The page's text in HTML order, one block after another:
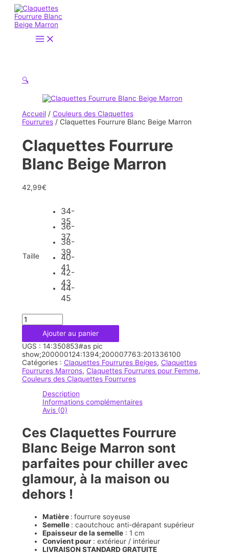
Aller
contenu
Main
Menu
🔍
Accueil/ Couleurs des Claquettes
Fourrures/ Claquettes Fourrure Blanc Beige Marron
Claquettes Fourrure
Blanc Beige Marron
42,99€
Taille
34-
35
36-
37
38-
39
40-
41
42-
43
44-
45
quantité
de
Claquettes
Fourrure
Blanc
Beige
Marron
Ajouter au panier
UGS : 14:350853#as pic
show;200000124:1394;200007763:201336100
Catégories : Claquettes Fourrures Beiges, Claquettes
Fourrures Marrons, Claquettes Fourrures pour Femme,
Couleurs des Claquettes Fourrures
Description
Informations complémentaires
Avis (0)
Ces Claquettes Fourrure
Blanc Beige Marron sont
parfaites pour chiller avec
glamour, à la maison ou
dehors !
Matière : fourrure soyeuse
Semelle : caoutchouc anti-dérapant supérieur
Epaisseur de la semelle : 1 cm
Convient pour : extérieur / intérieur
LIVRAISON STANDARD GRATUITE